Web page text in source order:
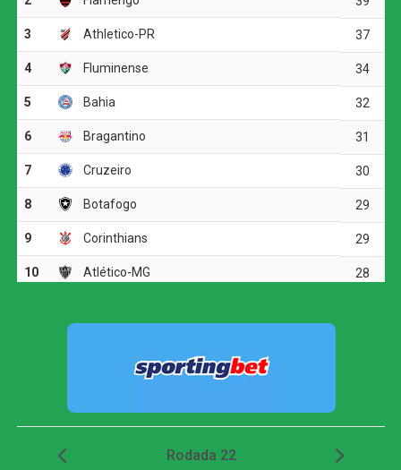
A melhor oportunidade antes do intervalo foi do
Corinthians. Aos 23 minutos, Allan fez um cruzamento
preciso para Matheuzinho, que cabeceou com força, mas
O ritmo aumentou no segundo tempo, e o Corinthians
voltou a ameaçar aos 20 minutos. Matheuzinho recuperou
a bola no meio-campo e acionou Yuri Alberto. O atacante
dominou, girou diante da marcação e finalizou com
potência da entrada da área, obrigando Santos a fazer
outra grande intervenção.
Dois minutos mais tarde, Yuri Alberto recebeu um
cobrança de escanteio. Gilberto desviou a bola na
finalização, porém, explodiu no travessão e quase